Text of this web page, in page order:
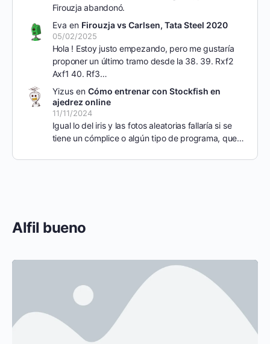
Alfil bueno
Firouzja abandonó.
Eva en Firouzja vs Carlsen, Tata Steel 2020
05/02/2025
Hola ! Estoy justo empezando, pero me gustaría
proponer un último tramo desde la 38. 39. Rxf2
Axf1 40. Rf3…
Yizusen Cómo entrenar con Stockfish en
ajedrez online
11/11/2024
Igual lo del iris y las fotos aleatorias fallaría si se
tiene un cómplice o algún tipo de programa, que…